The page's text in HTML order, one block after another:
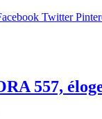
Twitter
557,